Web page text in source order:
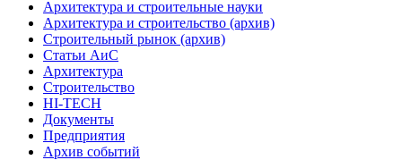
Архитектура и строительные науки
Архитектура и строительство (архив)
Строительный рынок (архив)
Статьи АиС
Архитектура
Строительство
HI-TECH
Документы
Предприятия
Архив событий